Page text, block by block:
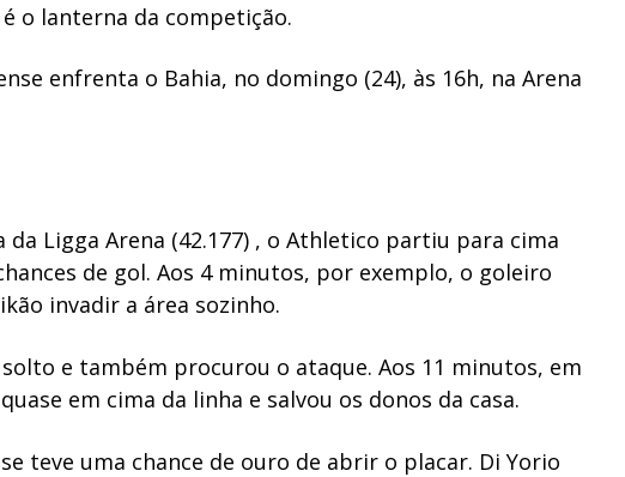
o lanterna da competição.
enfrenta o Bahia, no domingo (24), às 16h, na Arena
Ligga Arena (42.177) , o Athletico partiu para cima
de gol. Aos 4 minutos, por exemplo, o goleiro
invadir a área sozinho.
e também procurou o ataque. Aos 11 minutos, em
em cima da linha e salvou os donos da casa.
teve uma chance de ouro de abrir o placar. Di Yorio